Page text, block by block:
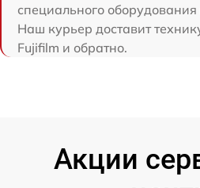
специального
Наш курьер доставит
Fujifilm и обратно.
Акции